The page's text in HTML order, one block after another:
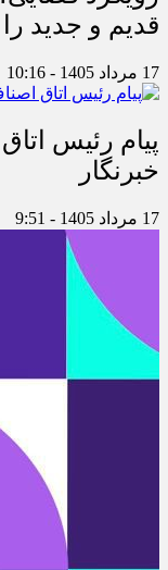
رویکرد
قدیم و جدید
17 مرداد 1405 - 10:16
پیام رئیس
خبرنگار